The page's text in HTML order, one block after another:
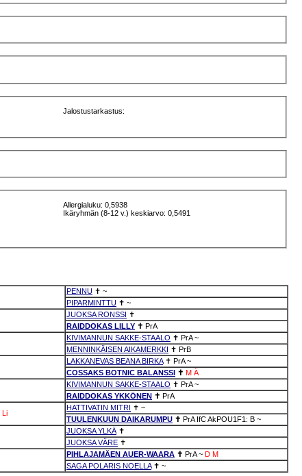
Jalostustarkastus:
Allergialuku: 0,5938
Ikäryhmän (8-12 v.) keskiarvo: 0,5491
PENNU ✝ ~
PIPARMINTTU ✝ ~
JUOKSA RONSSI ✝
RAIDDOKAS LILLY ✝ PrA
KIVIMANNUN SAKKE-STAALO ✝ PrA ~
MENNINKÄISEN AIKAMERKKI ✝ PrB
LAKKANEVAS BEANA BIRKA✝ PrA ~
COSSAKS BOTNIC BALANSSI ✝ M Ä
KIVIMANNUN SAKKE-STAALO ✝ PrA ~
RAIDDOKAS YKKÖNEN ✝ PrA
Li
HATTIVATIN MITRI ✝ ~
TUULENKUUN DAIKARUMPU ✝ PrA IfCAkPOU1F1: B ~
JUOKSA YLKÄ ✝
JUOKSA VÄRE ✝
PIHLAJAMÄEN AUER-WAARA ✝ PrA ~ D M
SAGA POLARIS NOELLA✝ ~